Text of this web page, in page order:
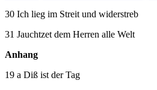
30 Ich lieg im Streit und widerstreb
31 Jauchtzet dem Herren alle Welt
Anhang
19 a Diß ist der Tag